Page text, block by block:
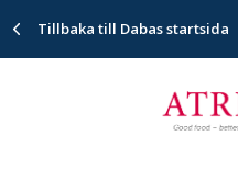
Tillbaka till Dabas startsida